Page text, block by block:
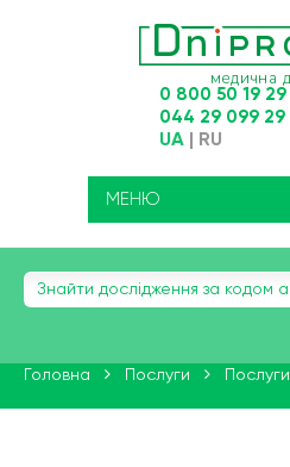
0 800 50 19 29
044 29 099 29
UA RU
МЕНЮ
Головна Послуги Послуги